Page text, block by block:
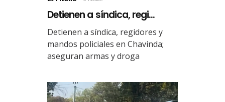
Detienen a síndica, regi...
Detienen a síndica, regidores y
mandos policiales en Chavinda;
aseguran armas y droga